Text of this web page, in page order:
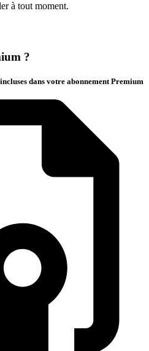
à tout moment.
?
dans votre abonnement Premium